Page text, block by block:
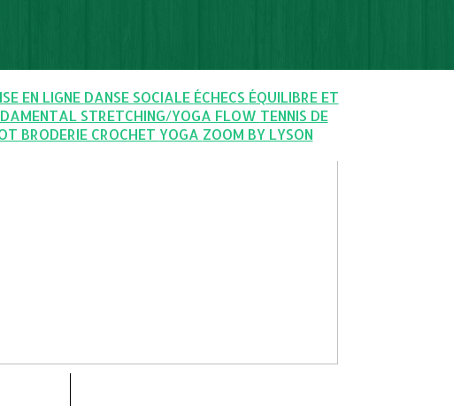
EN LIGNE DANSE SOCIALE ÉCHECS ÉQUILIBRE ET
STRETCHING/YOGA FLOW TENNIS DE
BRODERIE CROCHET YOGA ZOOM BY LYSON